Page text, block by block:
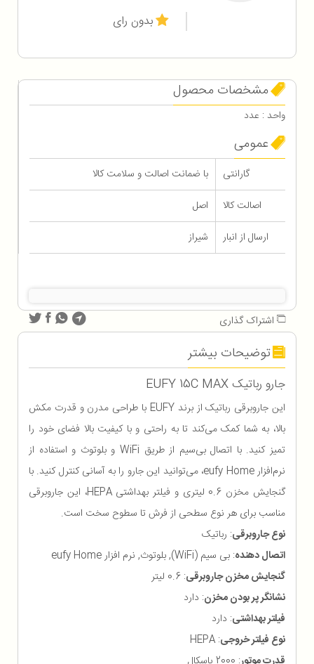
بدون رای
مشخصات محصول
واحد : عدد
عمومی
گارانتی
با ضمانت اصالت و سلامت کالا
اصالت کالا
اصل
ارسال از انبار
شیراز
اشتراک گذاری
توضیحات بیشتر
جارو رباتیک EUFY 15C MAX
این جاروبرقی رباتیک از برند EUFY با طراحی مدرن و قدرت مکش
بالا، به شما کمک می‌کند تا به راحتی و با کیفیت بالا فضای خود را
تمیز کنید. با اتصال بی‌سیم از طریق WiFi و بلوتوث و استفاده از
نرم‌افزار eufy Home، می‌توانید این جارو را به آسانی کنترل کنید. با
گنجایش مخزن 0.6 لیتری و فیلتر بهداشتی HEPA، این جاروبرقی
مناسب برای هر نوع سطحی از فرش تا سطوح سخت است.
نوع جاروبرقی: رباتیک
اتصال دهنده: بی سیم (WiFi), بلوتوث, نرم افزار eufy Home
گنجایش مخزن جاروبرقی: 0.6 لیتر
نشانگر پر بودن مخزن: دارد
فیلتر بهداشتی: دارد
نوع فیلتر خروجی: HEPA